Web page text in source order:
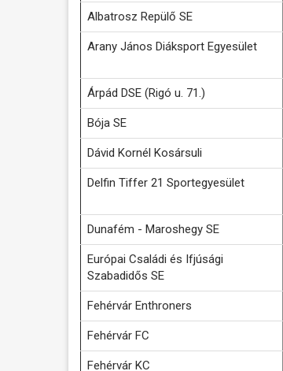
Albatrosz Repülő SE
Arany János Diáksport Egyesület
Árpád DSE (Rigó u. 71.)
Bója SE
Dávid Kornél Kosársuli
Delfin Tiffer 21 Sportegyesület
Dunafém - Maroshegy SE
Európai Családi és Ifjúsági
Szabadidős SE
Fehérvár Enthroners
Fehérvár FC
Fehérvár KC